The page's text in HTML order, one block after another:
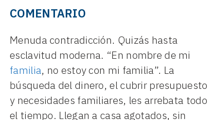
COMENTARIO
Menuda contradicción. Quizás hasta
esclavitud moderna. “En nombre de mi
familia, no estoy con mi familia”. La
búsqueda del dinero, el cubrir presupuesto
y necesidades familiares, les arrebata todo
el tiempo. Llegan a casa agotados, sin